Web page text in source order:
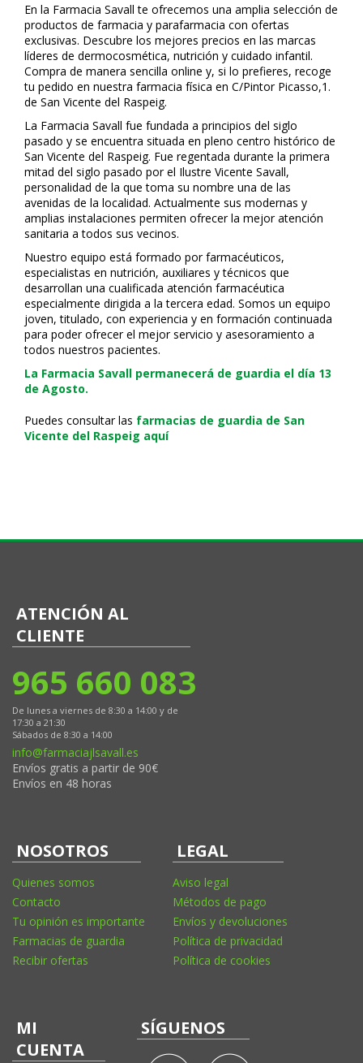
En la Farmacia Savall te ofrecemos una amplia selección de
productos de farmacia y parafarmacia con ofertas
exclusivas. Descubre los mejores precios en las marcas
líderes de dermocosmética, nutrición y cuidado infantil.
Compra de manera sencilla online y, si lo prefieres, recoge
tu pedido en nuestra farmacia física en C/Pintor Picasso,1.
de San Vicente del Raspeig.
La Farmacia Savall fue fundada a principios del siglo
pasado y se encuentra situada en pleno centro histórico de
San Vicente del Raspeig. Fue regentada durante la primera
mitad del siglo pasado por el Ilustre Vicente Savall,
personalidad de la que toma su nombre una de las
avenidas de la localidad. Actualmente sus modernas y
amplias instalaciones permiten ofrecer la mejor atención
sanitaria a todos sus vecinos.
Nuestro equipo está formado por farmacéuticos,
especialistas en nutrición, auxiliares y técnicos que
desarrollan una cualificada atención farmacéutica
especialmente dirigida a la tercera edad. Somos un equipo
joven, titulado, con experiencia y en formación continuada
para poder ofrecer el mejor servicio y asesoramiento a
todos nuestros pacientes.
La Farmacia Savall permanecerá de guardia el día 13
de Agosto.
Puedes consultar las farmacias de guardia de San
Vicente del Raspeig aquí
ATENCIÓN AL
CLIENTE
965 660 083
De lunes a viernes de 8:30 a 14:00 y de
17:30 a 21:30
Sábados de 8:30 a 14:00
info@farmaciajlsavall.es
Envíos gratis a partir de 90€
Envíos en 48 horas
NOSOTROS
Quienes somos
Contacto
Tu opinión es importante
Farmacias de guardia
Recibir ofertas
LEGAL
Aviso legal
Métodos de pago
Envíos y devoluciones
Política de privacidad
Política de cookies
MI
CUENTA
SÍGUENOS